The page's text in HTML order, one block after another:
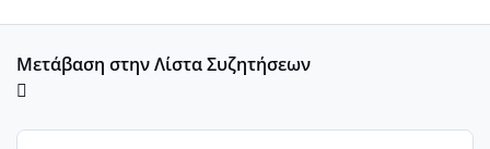
Μετάβαση στην Λίστα Συζητήσεων